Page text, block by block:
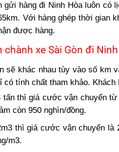
gửi hàng đi Ninh Hòa luôn có
Với hàng ghép thời gian
được hàng.
chành xe Sài Gòn đi
sẽ khác nhau tùy vào số km
tính chất tham khảo.
tấn thì giá cước vận chuyển
còn 950 nghìn/đồng.
thì giá cước vận chuyển
m3.